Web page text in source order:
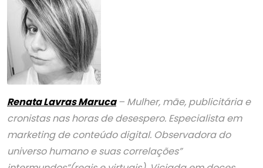
Renata Lavras Maruca – Mulher, mãe, publicitária e
cronistas nas horas de desespero. Especialista em
marketing de conteúdo digital. Observadora do
universo humano e suas correlações”